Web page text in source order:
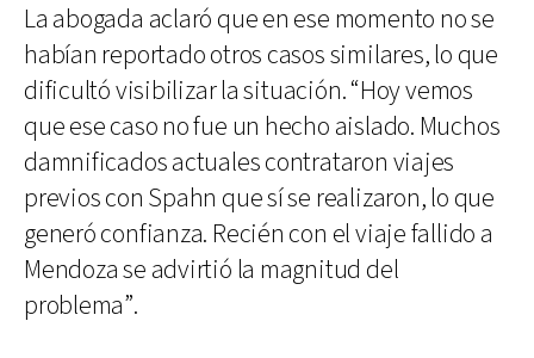
La abogada aclaró que en ese momento no se
habían reportado otros casos similares, lo que
dificultó visibilizar la situación. “Hoy vemos
que ese caso no fue un hecho aislado. Muchos
damnificados actuales contrataron viajes
previos con Spahn que sí se realizaron, lo que
generó confianza. Recién con el viaje fallido a
Mendoza se advirtió la magnitud del
problema”.